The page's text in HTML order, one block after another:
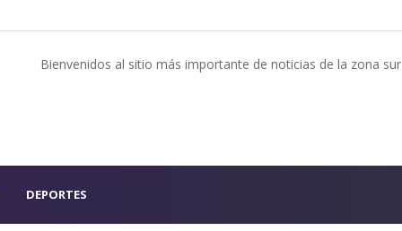
Bienvenidos al sitio más importante de noticias de la zona sur
DEPORTES